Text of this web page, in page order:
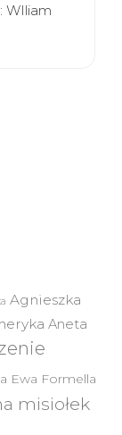
WIliam
Agnieszka
Aneta
Ewa Formella
misiołek